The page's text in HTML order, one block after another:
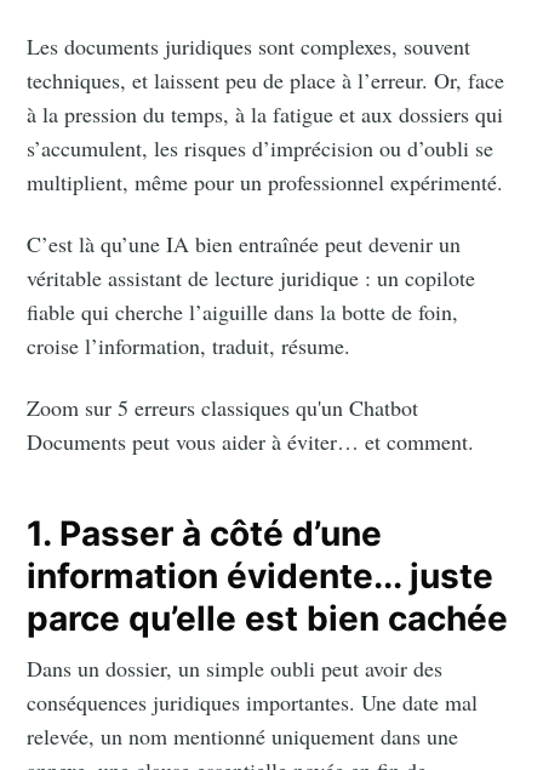
Les documents juridiques sont complexes, souvent
techniques, et laissent peu de place à l’erreur. Or, face
à la pression du temps, à la fatigue et aux dossiers qui
s’accumulent, les risques d’imprécision ou d’oubli se
multiplient, même pour un professionnel expérimenté.
C’est là qu’une IA bien entraînée peut devenir un
véritable assistant de lecture juridique : un copilote
fiable qui cherche l’aiguille dans la botte de foin,
croise l’information, traduit, résume.
Zoom sur 5 erreurs classiques qu'un Chatbot
Documents peut vous aider à éviter… et comment.
1. Passer à côté d’une
information évidente... juste
parce qu’elle est bien cachée
Dans un dossier, un simple oubli peut avoir des
conséquences juridiques importantes. Une date mal
relevée, un nom mentionné uniquement dans une